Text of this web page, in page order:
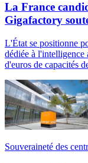
La France
Gigafactory
L'État se positionne
dédiée à l'intelligence
d'euros de capacités
Souveraineté des